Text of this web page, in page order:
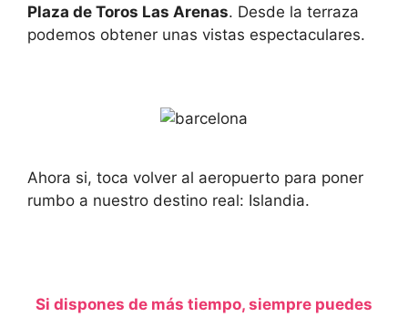
Plaza de Toros Las Arenas. Desde la terraza
podemos obtener unas vistas espectaculares.
Ahora si, toca volver al aeropuerto para poner
rumbo a nuestro destino real: Islandia.
Si dispones de más tiempo, siempre puedes